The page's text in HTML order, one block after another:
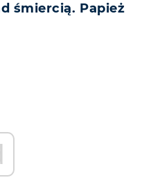
śmiercią. Papież